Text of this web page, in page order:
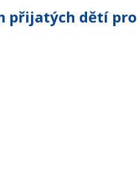
přijatých dětí pro